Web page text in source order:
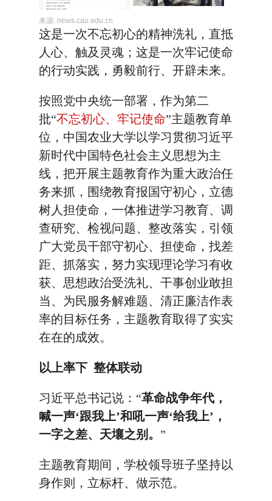
来源: news.cau.edu.cn
这是一次不忘初心的精神洗礼，直抵
人心、触及灵魂；这是一次牢记使命
的行动实践，勇毅前行、开辟未来。
按照党中央统一部署，作为第二
批“不忘初心、牢记使命”主题教育单
位，中国农业大学以学习贯彻习近平
新时代中国特色社会主义思想为主
线，把开展主题教育作为重大政治任
务来抓，围绕教育报国守初心，立德
树人担使命，一体推进学习教育、调
查研究、检视问题、整改落实，引领
广大党员干部守初心、担使命，找差
距、抓落实，努力实现理论学习有收
获、思想政治受洗礼、干事创业敢担
当、为民服务解难题、清正廉洁作表
率的目标任务，主题教育取得了实实
在在的成效。
以上率下 整体联动
习近平总书记说：“革命战争年代，
喊一声‘跟我上’和吼一声‘给我上’，
一字之差、天壤之别。 ”
主题教育期间，学校领导班子坚持以
身作则，立标杆、做示范。